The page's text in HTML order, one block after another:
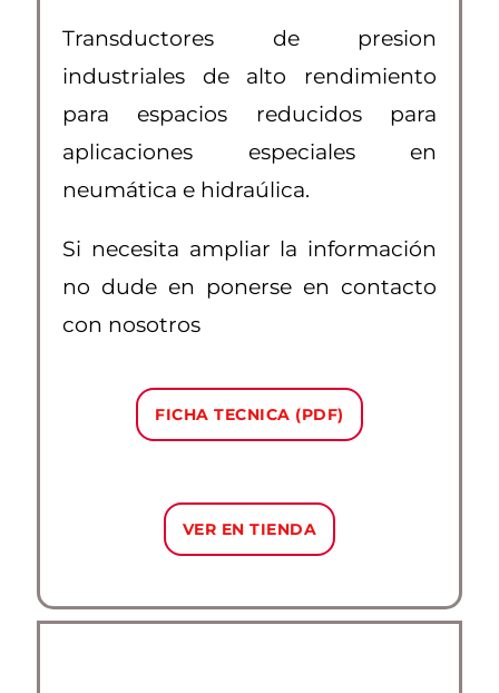
Transductores de presion
industriales de alto rendimiento
para espacios reducidos para
aplicaciones especiales en
neumática e hidraúlica.
Si necesita ampliar la información
no dude en ponerse en contacto
con nosotros
FICHA TECNICA (PDF)
VER EN TIENDA